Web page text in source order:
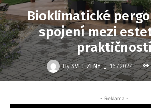
Bioklimatické
spojení mezi
By SVET ZENY - 16.7.2024
- Reklama -